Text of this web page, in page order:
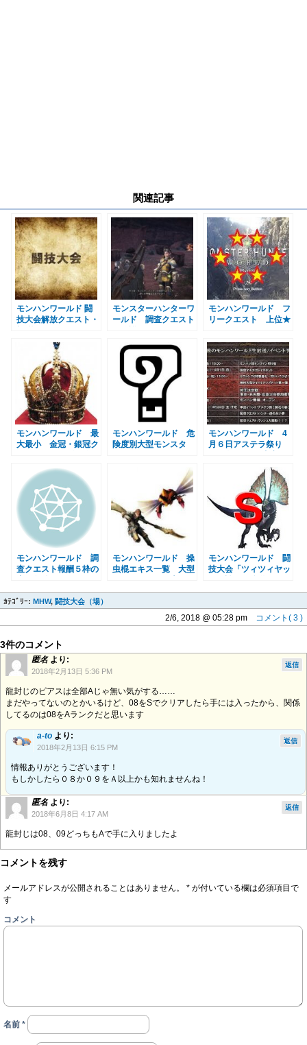
関連記事
モンハンワールド 闘
技大会解放クエスト・
クを取る方法詳細まと
モンスターハンターワ
ールド 調査クエスト
モンハンワールド フ
リークエスト 上位★
モンハンワールド 最
大最小 金冠・銀冠ク
とめ MHW
モンハンワールド 危
険度別大型モンスタ
モンハンワールド 4
月６日アステラ祭り
確認しておこう
モンハンワールド 調
査クエスト報酬５枠の
モンハンワールド 操
虫棍エキス一覧 大型
ＨＷ
モンハンワールド 闘
技大会「ツィツィヤッ
取る方法・手順攻略
ｶﾃｺﾞﾘｰ: MHW, 闘技大会（場）
2/6, 2018 @ 05:28 pm コメント( 3 )
3件のコメント
匿名 より:
2018年2月13日 5:36 PM
龍封じのピアスは全部Aじゃ無い気がする……
まだやってないのとかいるけど、08をSでクリアしたら手には入ったから、関係
してるのは08をAランクだと思います
返信
a-to より:
2018年2月13日 6:15 PM
情報ありがとうございます！
もしかしたら０８か０９をＡ以上かも知れませんね！
返信
匿名 より:
2018年6月8日 4:17 AM
龍封じは08、09どっちもAで手に入りましたよ
返信
コメントを残す
メールアドレスが公開されることはありません。 * が付いている欄は必須項目で
す
コメント
名前 *